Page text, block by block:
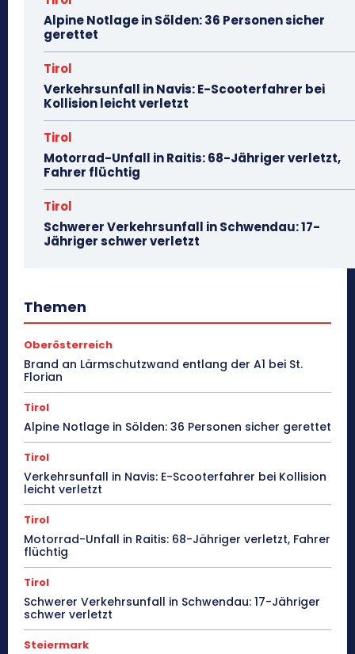
Alpine Notlage in Sölden: 36 Personen sicher
gerettet
Tirol
Verkehrsunfall in Navis: E-Scooterfahrer bei
Kollision leicht verletzt
Tirol
Motorrad-Unfall in Raitis: 68-Jähriger verletzt,
Fahrer flüchtig
Tirol
Schwerer Verkehrsunfall in Schwendau: 17-
Jähriger schwer verletzt
Themen
Oberösterreich
Brand an Lärmschutzwand entlang der A1 bei St.
Florian
Tirol
Alpine Notlage in Sölden: 36 Personen sicher gerettet
Tirol
Verkehrsunfall in Navis: E-Scooterfahrer bei Kollision
leicht verletzt
Tirol
Motorrad-Unfall in Raitis: 68-Jähriger verletzt, Fahrer
flüchtig
Tirol
Schwerer Verkehrsunfall in Schwendau: 17-Jähriger
schwer verletzt
Steiermark